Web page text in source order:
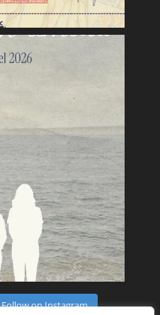
Follow on Instagram